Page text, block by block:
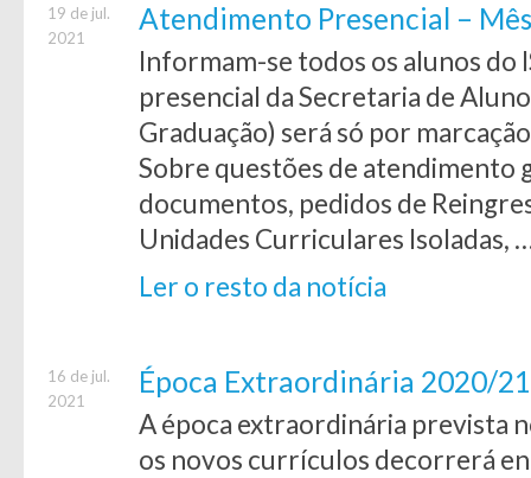
19 de jul.
2021
Atendimento Presencial –
Informam-se todos os alunos do
presencial da Secretaria de
Graduação) será só por
Sobre questões de atendimento
documentos, pedidos de
Unidades Curriculares Isoladas,
Ler o resto da notícia
16 de jul.
2021
Época Extraordinária 2020/21
A época extraordinária prevista
os novos currículos decorrerá